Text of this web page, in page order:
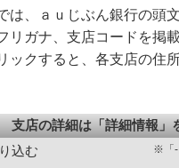
は、ａｕじぶん銀行の頭
リガナ、支店コードを掲
ックすると、各支店の住
支店の詳細は「詳細情報」
込む
※「-